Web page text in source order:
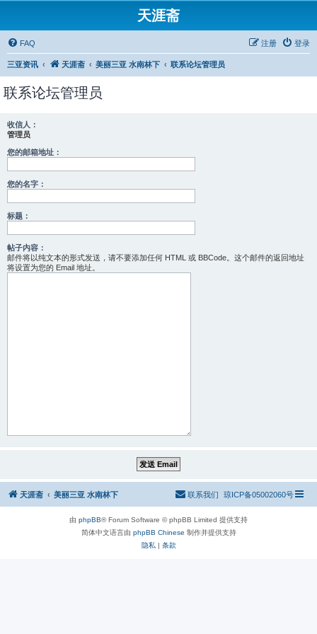
天涯斋
FAQ 登录
注册
三亚资讯 天涯斋 美丽三亚 水南林下 联系论坛管理员
联系论坛管理员
收信人：
管理员
您的邮箱地址：
您的名字：
标题：
帖子内容：
邮件将以纯文本的形式发送，请不要添加任何 HTML 或 BBCode。这个邮件的返回地址
将设置为您的 Email 地址。
天涯斋 美丽三亚 水南林下 琼ICP备05002060号
联系我们
由 phpBB® Forum Software © phpBB Limited 提供支持
简体中文语言由 phpBB Chinese 制作并提供支持
隐私 | 条款